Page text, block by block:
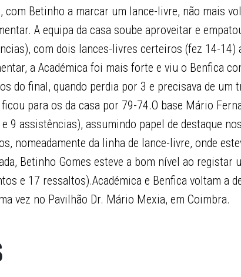
com Betinho a marcar um lance-livre, não mais
A equipa da casa soube aproveitar e
com dois lances-livres certeiros (fez 14-14)
a Académica foi mais forte e viu o Benfica
do final, quando perdia por 3 e precisava de
para os da casa por 79-74.O base Mário
9 assistências), assumindo papel de destaque
nomeadamente da linha de lance-livre, onde
Betinho Gomes esteve a bom nível ao registar
e 17 ressaltos).Académica e Benfica voltam a
vez no Pavilhão Dr. Mário Mexia, em Coimbra.